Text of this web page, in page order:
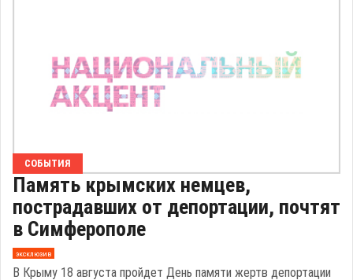
СОБЫТИЯ
Память крымских немцев,
пострадавших от депортации, почтят
в Симферополе
эксклюзив
В Крыму 18 августа пройдет День памяти жертв депортации